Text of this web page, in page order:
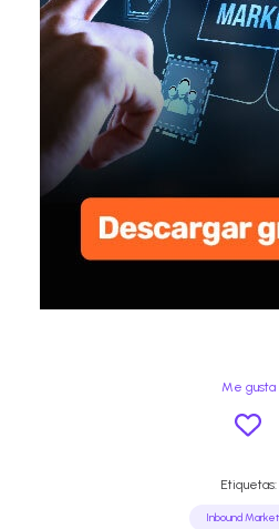
Me gusta
Etiquetas:
Inbound